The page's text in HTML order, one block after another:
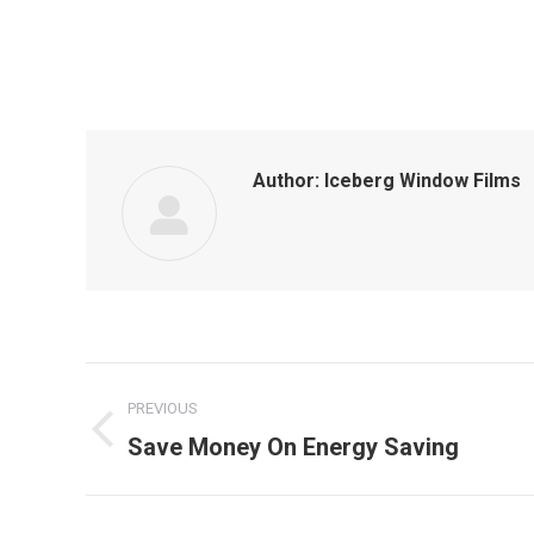
Author: Iceberg Window Films
navigation
PREVIOUS
Previous
Save Money On Energy Saving